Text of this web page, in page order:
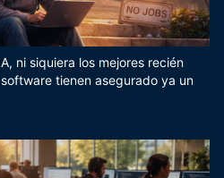
ni siquiera los mejores recién
tienen asegurado ya un